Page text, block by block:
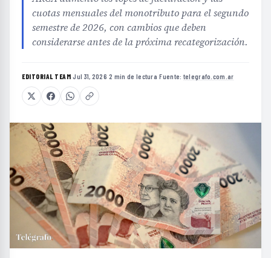
cuotas mensuales del monotributo para el segundo
semestre de 2026, con cambios que deben
considerarse antes de la próxima recategorización.
EDITORIAL TEAM·Jul 31, 2026·2 min de lectura·Fuente: telegrafo.com.ar